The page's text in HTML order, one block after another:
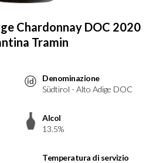
Chardonnay DOC 2020
Tramin
Denominazione
Südtirol - Alto Adige DOC
Alcol
13.5%
Temperatura di servizio